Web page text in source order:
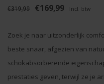
€319,99 €169,99 Incl. btw
Zoek je naar uitzonderlijk
beste snaar, afgezien van
schokabsorberende
prestaties geven, terwijl ze je